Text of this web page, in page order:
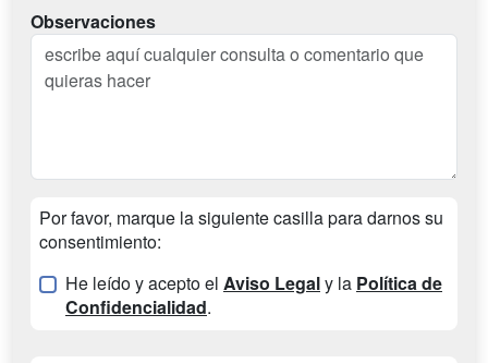
Observaciones
Por favor, marque la siguiente casilla para darnos su
consentimiento:
He leído y acepto el Aviso Legaly la Política de
Confidencialidad.